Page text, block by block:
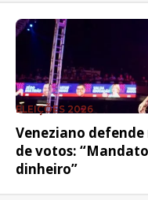
ELEIÇÕES 2026
Veneziano
de votos:
dinheiro”